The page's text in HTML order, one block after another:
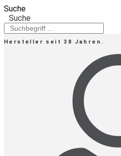
Zum
Inhalt
springen
Suche
Suche
Hersteller seit 38 Jahren.